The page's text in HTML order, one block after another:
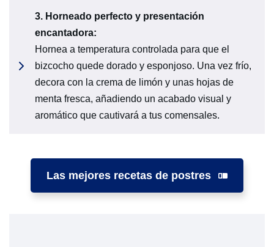
3. Horneado perfecto y presentación
encantadora:
Hornea a temperatura controlada para que el
bizcocho quede dorado y esponjoso. Una vez frío,
decora con la crema de limón y unas hojas de
menta fresca, añadiendo un acabado visual y
aromático que cautivará a tus comensales.
Las mejores recetas de postres